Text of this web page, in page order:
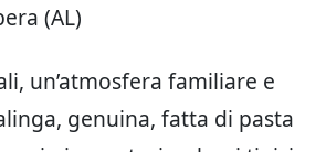
(AL)
un’atmosfera familiare e
genuina, fatta di pasta